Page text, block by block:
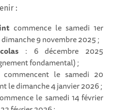
:
commence le samedi 1er
9 novembre 2025 ;
: 6 décembre 2025
fondamental) ;
commencent le samedi 20
le dimanche 4 janvier 2026 ;
le samedi 14 février